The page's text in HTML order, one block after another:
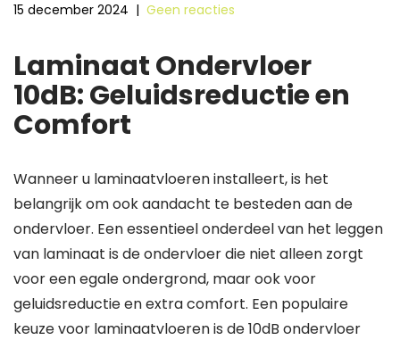
15 december 2024 | Geen reacties
Laminaat Ondervloer
10dB: Geluidsreductie en
Comfort
Wanneer u laminaatvloeren installeert, is het
belangrijk om ook aandacht te besteden aan de
ondervloer. Een essentieel onderdeel van het leggen
van laminaat is de ondervloer die niet alleen zorgt
voor een egale ondergrond, maar ook voor
geluidsreductie en extra comfort. Een populaire
keuze voor laminaatvloeren is de 10dB ondervloer